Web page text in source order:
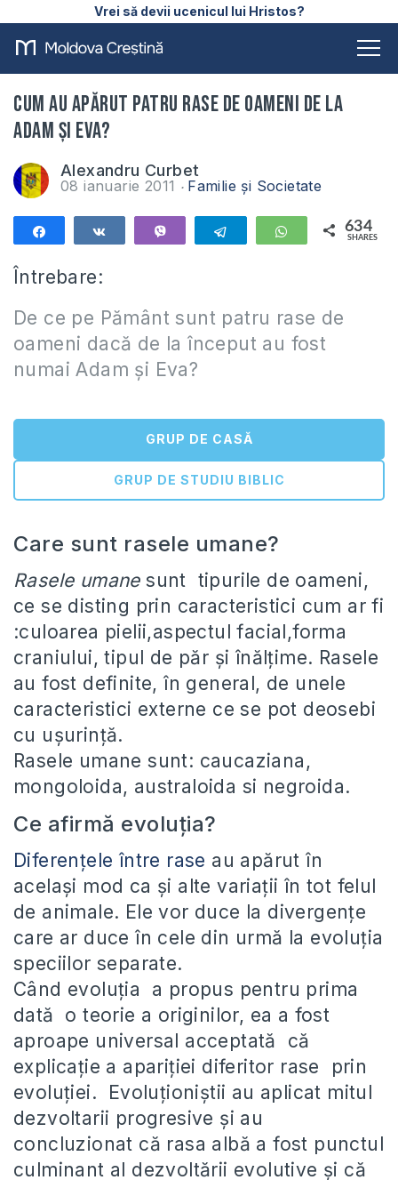
Vrei să devii ucenicul lui Hristos?
Cum au apărut patru rase de oameni de la
Adam şi Eva?
Alexandru Curbet
08 ianuarie 2011 Familie și Societate
Telegram WhatsApp
634
SHARES
Întrebare:
De ce pe Pământ sunt patru rase de
oameni dacă de la început au fost
numai Adam şi Eva?
GRUP DE CASĂ
GRUP DE STUDIU BIBLIC
Care sunt rasele umane?
Rasele umanesunt tipurile de oameni,
ce se disting prin caracteristici cum ar fi
:culoarea pielii,aspectul facial,forma
craniului, tipul de păr şi înălţime. Rasele
au fost definite, în general, de unele
caracteristici externe ce se pot deosebi
cu uşurinţă.
Rasele umane sunt: caucaziana,
mongoloida, australoida si negroida.
Ce afirmă evoluţia?
Diferenţele între rase au apărut în
acelaşi mod ca şi alte variaţii în tot felul
de animale. Ele vor duce la divergenţe
care ar duce în cele din urmă la evoluţia
speciilor separate.
Când evoluţia a propus pentru prima
dată o teorie a originilor, ea a fost
aproape universal acceptată că
explicaţie a apariţiei diferitor rase prin
evoluţiei. Evoluţioniştii au aplicat mitul
dezvoltarii progresive şi au
concluzionat că rasa albă a fost punctul
culminant al dezvoltării evolutive şi că